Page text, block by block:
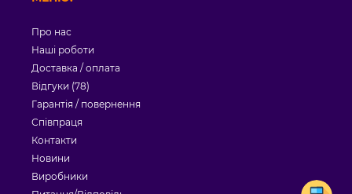
Про нас
Наші роботи
Доставка / оплата
Відгуки (78)
Гарантія / повернення
Співпраця
Контакти
Новини
Виробники